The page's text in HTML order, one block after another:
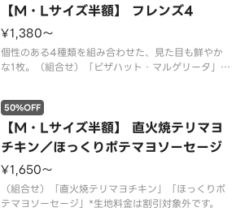
【M・Lサイズ半額】 フレンズ4
¥1,380〜
個性のある4種類を組み合わせた、見た目も鮮やか
な1枚。（組合せ）「ピザハット・マルゲリータ」
リームチーズベーコン」*生地料金は割引対象外で
す。
【M・Lサイズ半額】 直火焼テリマヨ
チキン／ほっくりポテマヨソーセージ
50%OFF
¥1,650〜
（組合せ）「直火焼テリマヨチキン」「ほっくりポ
テマヨソーセージ」*生地料金は割引対象外です。